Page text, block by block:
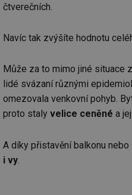
čtverečních.
Navíc tak zvýšíte hodnotu
Může za to mimo jiné situace
lidé svázaní různými
omezovala venkovní pohyb.
proto staly velice ceněné a
A díky přistavění balkonu
i vy